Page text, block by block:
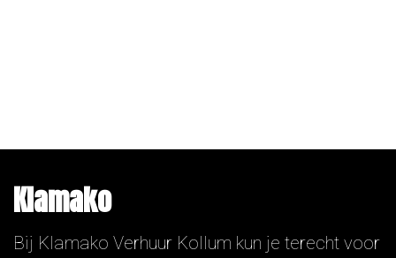
Klamako
Bij Klamako Verhuur Kollum kun je terecht voor